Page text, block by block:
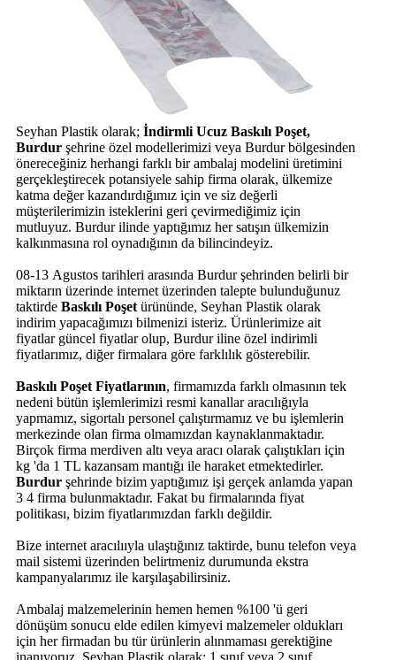
Seyhan Plastik olarak; İndirmli Ucuz Baskılı Poşet,
Burdur şehrine özel modellerimizi veya Burdur bölgesinden
önereceğiniz herhangi farklı bir ambalaj modelini üretimini
gerçekleştirecek potansiyele sahip firma olarak, ülkemize
katma değer kazandırdığımız için ve siz değerli
müşterilerimizin isteklerini geri çevirmediğimiz için
mutluyuz. Burdur ilinde yaptığımız her satışın ülkemizin
kalkınmasına rol oynadığının da bilincindeyiz.
08-13 Agustos tarihleri arasında Burdur şehrinden belirli bir
miktarın üzerinde internet üzerinden talepte bulunduğunuz
taktirde Baskılı Poşet ürününde, Seyhan Plastik olarak
indirim yapacağımızı bilmenizi isteriz. Ürünlerimize ait
fiyatlar güncel fiyatlar olup, Burdur iline özel indirimli
fiyatlarımız, diğer firmalara göre farklılık gösterebilir.
Baskılı Poşet Fiyatlarının, firmamızda farklı olmasının tek
nedeni bütün işlemlerimizi resmi kanallar aracılığıyla
yapmamız, sigortalı personel çalıştırmamız ve bu işlemlerin
merkezinde olan firma olmamızdan kaynaklanmaktadır.
Birçok firma merdiven altı veya aracı olarak çalıştıkları için
kg 'da 1 TL kazansam mantığı ile haraket etmektedirler.
Burdur şehrinde bizim yaptığımız işi gerçek anlamda yapan
3 4 firma bulunmaktadır. Fakat bu firmalarında fiyat
politikası, bizim fiyatlarımızdan farklı değildir.
Bize internet aracılııyla ulaştığınız taktirde, bunu telefon veya
mail sistemi üzerinden belirtmeniz durumunda ekstra
kampanyalarımız ile karşılaşabilirsiniz.
Ambalaj malzemelerinin hemen hemen %100 'ü geri
dönüşüm sonucu elde edilen kimyevi malzemeler oldukları
için her firmadan bu tür ürünlerin alınmaması gerektiğine
inanıyoruz. Seyhan Plastik olarak; 1.sınıf veya 2.sınıf